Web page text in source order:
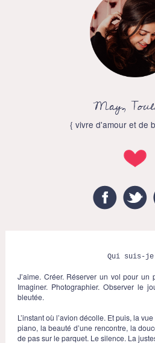
May,
{ vivre d'amour et de
Facebook
Qui suis-
J’aime. Créer. Réserver un vol pour un
Imaginer. Photographier. Observer le
bleutée.
L’instant où l’avion décolle. Et puis, la
piano, la beauté d’une rencontre, la
de pas sur le parquet. Le silence. La